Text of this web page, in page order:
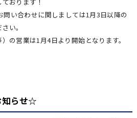
い合わせに関しましては1月3日以降の
い。
の営業は1月4日より開始となります。
知らせ☆